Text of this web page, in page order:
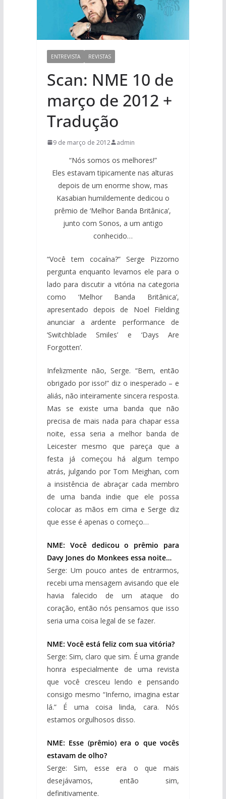
ENTREVISTA REVISTAS
Scan: NME 10 de
março de 2012 +
Tradução
9 de março de 2012 admin
“Nós somos os melhores!”
Eles estavam tipicamente nas alturas
depois de um enorme show, mas
Kasabian humildemente dedicou o
prêmio de ‘Melhor Banda Britânica’,
junto com Sonos, a um antigo
conhecido…
“Você tem cocaína?” Serge Pizzorno
pergunta enquanto levamos ele para o
lado para discutir a vitória na categoria
como ‘Melhor Banda Britânica’,
apresentado depois de Noel Fielding
anunciar a ardente performance de
‘Switchblade Smiles’ e ‘Days Are
Forgotten’.
Infelizmente não, Serge. “Bem, então
obrigado por isso!” diz o inesperado – e
aliás, não inteiramente sincera resposta.
Mas se existe uma banda que não
precisa de mais nada para chapar essa
noite, essa seria a melhor banda de
Leicester mesmo que pareça que a
festa já começou há algum tempo
atrás, julgando por Tom Meighan, com
a insistência de abraçar cada membro
de uma banda indie que ele possa
colocar as mãos em cima e Serge diz
que esse é apenas o começo…
NME: Você dedicou o prêmio para
Davy Jones do Monkees essa noite…
Serge: Um pouco antes de entrarmos,
recebi uma mensagem avisando que ele
havia falecido de um ataque do
coração, então nós pensamos que isso
seria uma coisa legal de se fazer.
NME: Você está feliz com sua vitória?
Serge: Sim, claro que sim. É uma grande
honra especialmente de uma revista
que você cresceu lendo e pensando
consigo mesmo “Inferno, imagina estar
lá.” É uma coisa linda, cara. Nós
estamos orgulhosos disso.
NME: Esse (prêmio) era o que vocês
estavam de olho?
Serge: Sim, esse era o que mais
desejávamos, então sim,
definitivamente.